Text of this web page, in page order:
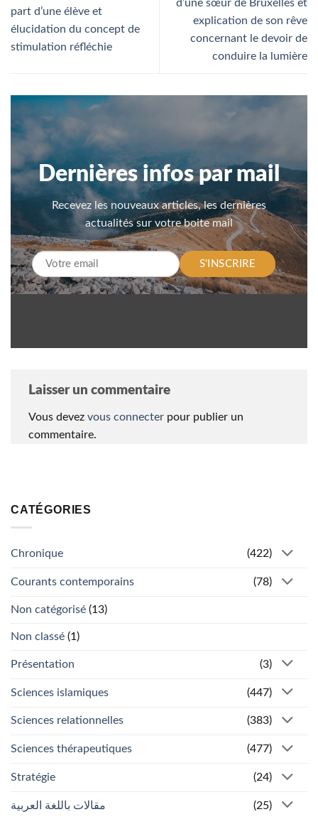
part d’une élève et
élucidation du concept de
stimulation réfléchie
d’une sœur de Bruxelles et
explication de son rêve
concernant le devoir de
conduire la lumière
Dernières infos par mail
Recevez les nouveaux articles, les dernières
actualités sur votre boite mail
S'INSCRIRE
Laisser un commentaire
Vous devez vous connecter pour publier un
commentaire.
CATÉGORIES
Chronique (422)
Courants contemporains (78)
Non catégorisé (13)
Non classé (1)
Présentation (3)
Sciences islamiques (447)
Sciences relationnelles (383)
Sciences thérapeutiques (477)
Stratégie (24)
مقالات باللغة العربية (25)